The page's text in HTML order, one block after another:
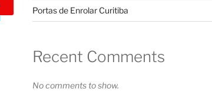
Portas de Enrolar Curitiba
Recent Comments
No comments to show.